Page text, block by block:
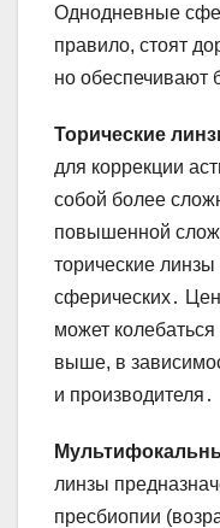
Однодневные
правило, стоят
но обеспечивают
Торические
для коррекции
собой более
повышенной
торические
сферических․
может
выше, в
и производителя․
линзы
пресбиопии